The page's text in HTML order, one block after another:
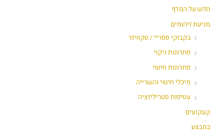
חדש על המדף
מניעת זיהומים
בקבוקי ספריי / סקוויזר
פתרונות ניקוי
פתרונות חיטוי
מיכלי חיטוי והשרייה
עטיפות סטריליזציה
קעקועים
במבצע